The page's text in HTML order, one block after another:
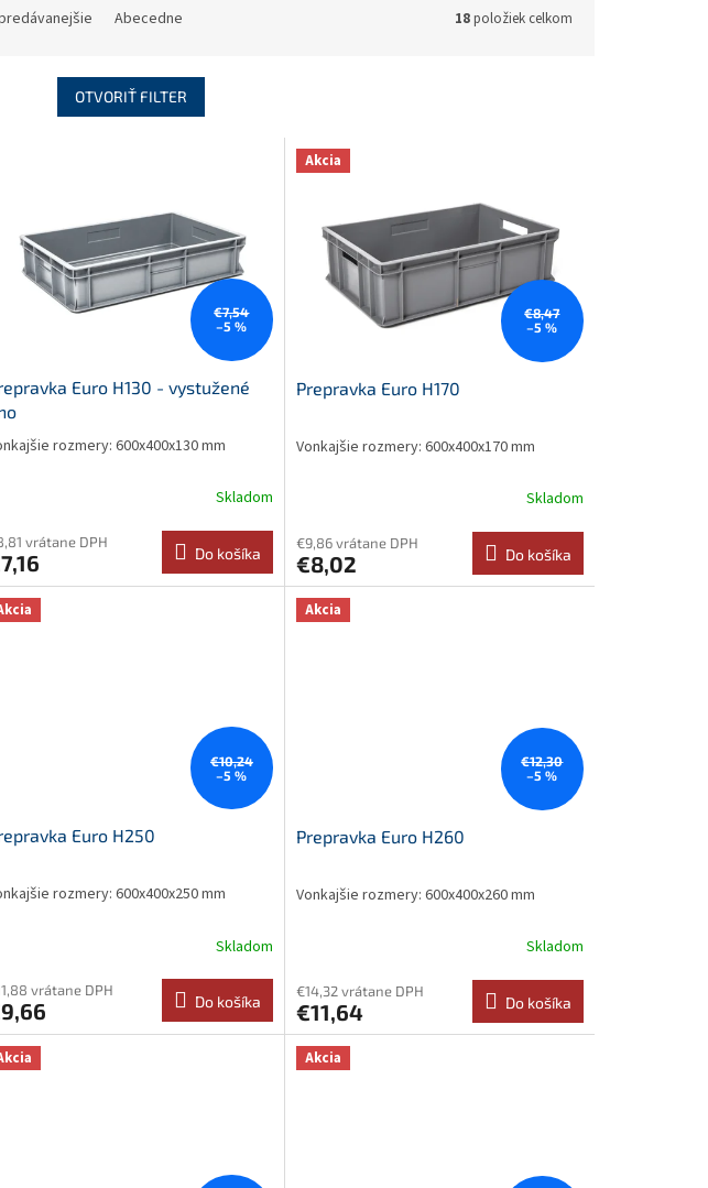
Abecedne 18položiek celkom
OTVORIŤ FILTER
€7,54
–5 %
Euro H130 - vystužené
rozmery: 600x400x130 mm
Skladom
vrátane DPH
Do košíka
Akcia
€8,47
–5 %
Prepravka Euro H170
Vonkajšie rozmery: 600x400x170 mm
Skladom
€9,86 vrátane DPH
€8,02 Do košíka
€10,24
–5 %
Euro H250
rozmery: 600x400x250 mm
Skladom
vrátane DPH
Do košíka
Akcia
€12,30
–5 %
Prepravka Euro H260
Vonkajšie rozmery: 600x400x260 mm
Skladom
€14,32 vrátane DPH
€11,64 Do košíka
Akcia